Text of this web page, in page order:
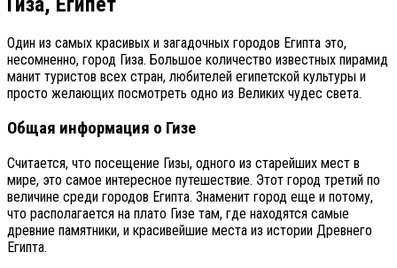
Один из самых красивых и загадочных городов Египта это,
несомненно, город Гиза. Большое количество известных пирамид
манит туристов всех стран, любителей египетской культуры и
просто желающих посмотреть одно из Великих чудес света.
Общая информация о Гизе
Считается, что посещение Гизы, одного из старейших мест в
мире, это самое интересное путешествие. Этот город третий по
величине среди городов Египта. Знаменит город еще и потому,
что располагается на плато Гизе там, где находятся самые
древние памятники, и красивейшие места из истории Древнего
Египта.